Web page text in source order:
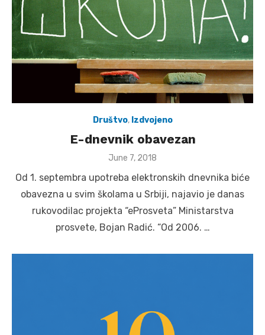
Društvo, Izdvojeno
E-dnevnik obavezan
Posted
June 7, 2018
Od 1. septembra upotreba elektronskih dnevnika biće
obavezna u svim školama u Srbiji, najavio je danas
rukovodilac projekta “eProsveta” Ministarstva
prosvete, Bojan Radić. “Od 2006. …